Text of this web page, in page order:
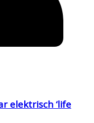
elektrisch ‘life